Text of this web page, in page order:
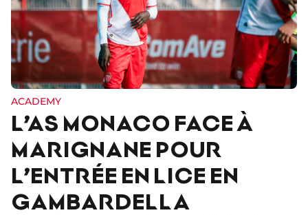
ACADEMY
L’AS MONACO FACE À
MARIGNANE POUR
L’ENTRÉE EN LICE EN
GAMBARDELLA